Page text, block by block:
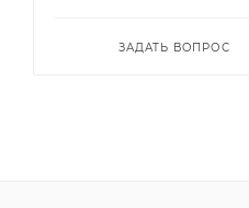
ЗАДАТЬ ВОПРОС